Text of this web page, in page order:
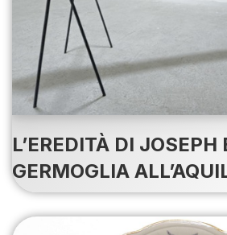
L’EREDITÀ DI JOSEPH
GERMOGLIA